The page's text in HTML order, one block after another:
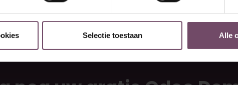
Selectie toestaan Alle